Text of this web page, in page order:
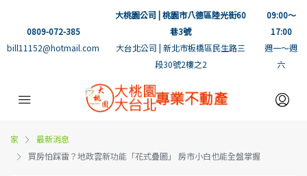
0809-072-385
bill11152@hotmail.com
大桃園公司 | 桃園市八德區陸光街60
巷3號
大台北公司 | 新北市板橋區民生路三
段30號2樓之2
09:00～
17:00
週一～週
六
家
最新消息
買房怕踩雷？地政雲新功能「花式疊圖」 房市小白也能全盤掌握